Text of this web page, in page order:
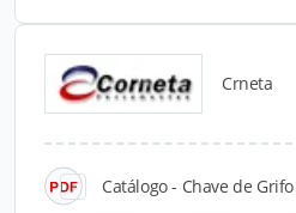
Crneta
Catálogo - Chave de
Catálogos para